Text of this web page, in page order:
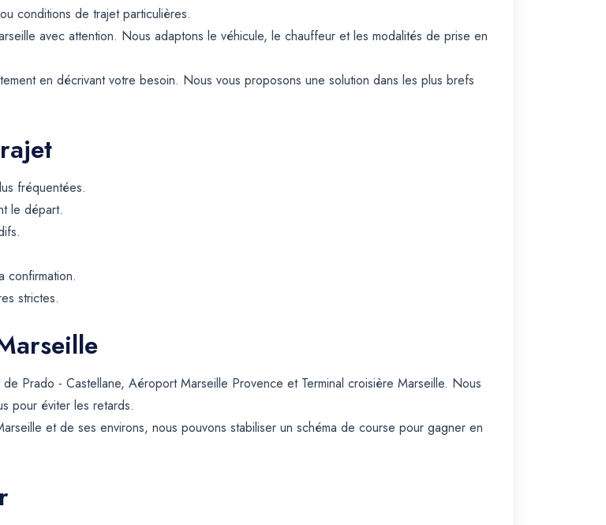
conditions de trajet particulières.
avec attention. Nous adaptons le véhicule, le chauffeur et les modalités de prise en
en décrivant votre besoin. Nous vous proposons une solution dans les plus brefs
fréquentées.
le départ.
confirmation.
strictes.
Prado - Castellane, Aéroport Marseille Provence et Terminal croisière Marseille. Nous
pour éviter les retards.
et de ses environs, nous pouvons stabiliser un schéma de course pour gagner en